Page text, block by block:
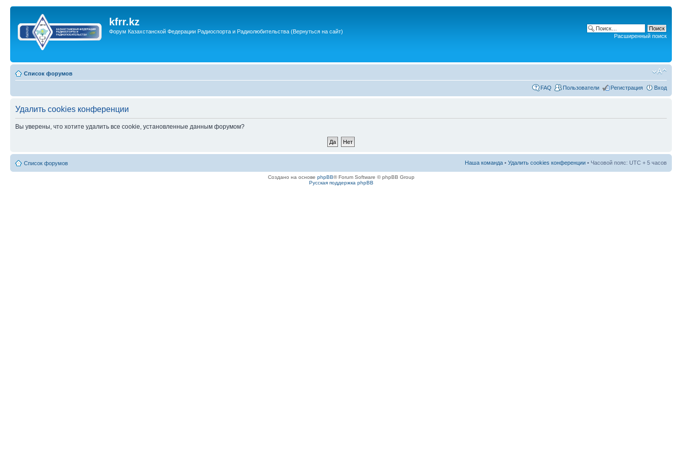
kfrr.kz
Форум Казахстанской Федерации Радиоспорта и Радиолюбительства (Вернуться на сайт)
Расширенный поиск
Список форумов
FAQ Пользователи Регистрация Вход
Удалить cookies конференции
Вы уверены, что хотите удалить все cookie, установленные данным форумом?
Список форумов Наша команда • Удалить cookies конференции • Часовой пояс: UTC + 5 часов
Создано на основе phpBB® Forum Software © phpBB Group
Русская поддержка phpBB